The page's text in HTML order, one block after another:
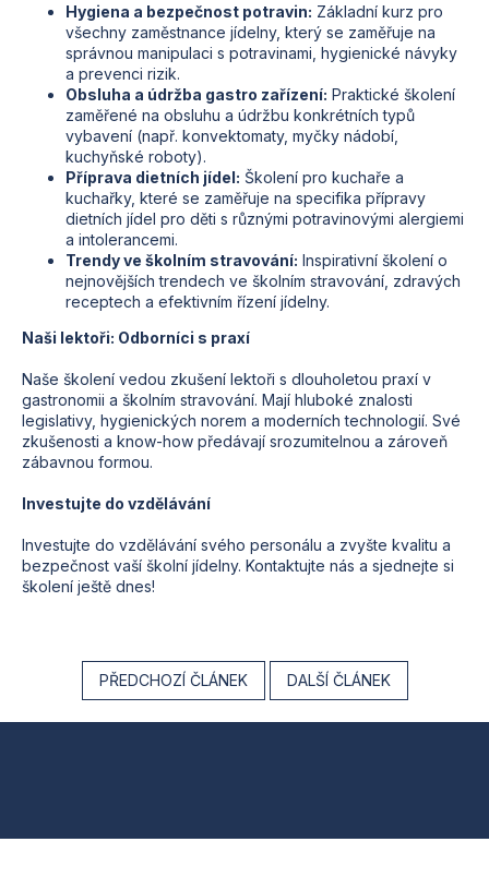
Hygiena a bezpečnost potravin: Základní kurz pro
všechny zaměstnance jídelny, který se zaměřuje na
správnou manipulaci s potravinami, hygienické návyky
a prevenci rizik.
Obsluha a údržba gastro zařízení: Praktické školení
zaměřené na obsluhu a údržbu konkrétních typů
vybavení (např. konvektomaty, myčky nádobí,
kuchyňské roboty).
Příprava dietních jídel: Školení pro kuchaře a
kuchařky, které se zaměřuje na specifika přípravy
dietních jídel pro děti s různými potravinovými alergiemi
a intolerancemi.
Trendy ve školním stravování: Inspirativní školení o
nejnovějších trendech ve školním stravování, zdravých
receptech a efektivním řízení jídelny.
Naši lektoři: Odborníci s praxí
Naše školení vedou zkušení lektoři s dlouholetou praxí v
gastronomii a školním stravování. Mají hluboké znalosti
legislativy, hygienických norem a moderních technologií. Své
zkušenosti a know-how předávají srozumitelnou a zároveň
zábavnou formou.
Investujte do vzdělávání
Investujte do vzdělávání svého personálu a zvyšte kvalitu a
bezpečnost vaší školní jídelny. Kontaktujte nás a sjednejte si
školení ještě dnes!
PŘEDCHOZÍ ČLÁNEK DALŠÍ ČLÁNEK
p